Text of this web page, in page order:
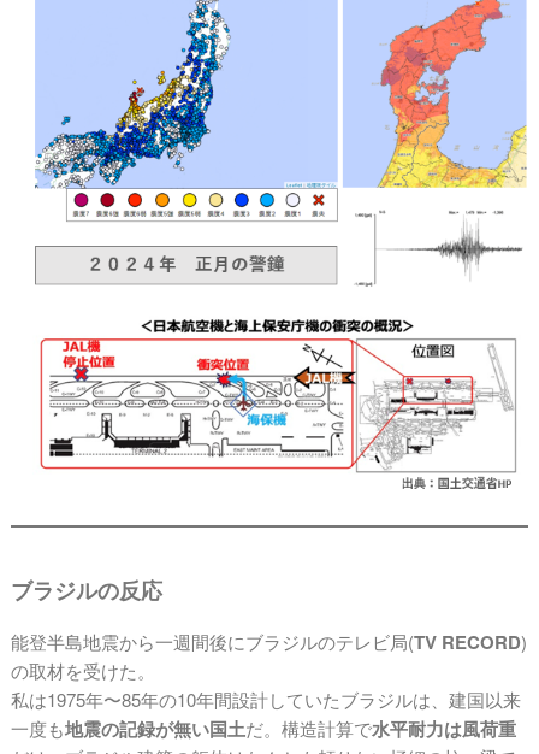
ブラジルの反応
能登半島地震から一週間後にブラジルのテレビ局(TV RECORD)
の取材を受けた。
私は1975年〜85年の10年間設計していたブラジルは、建国以来
一度も地震の記録が無い国土だ。構造計算で水平耐力は風荷重